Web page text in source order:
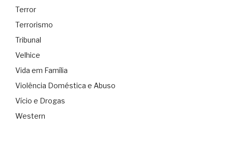
Terror
Terrorismo
Tribunal
Velhice
Vida em Família
Violência Doméstica e Abuso
Vício e Drogas
Western